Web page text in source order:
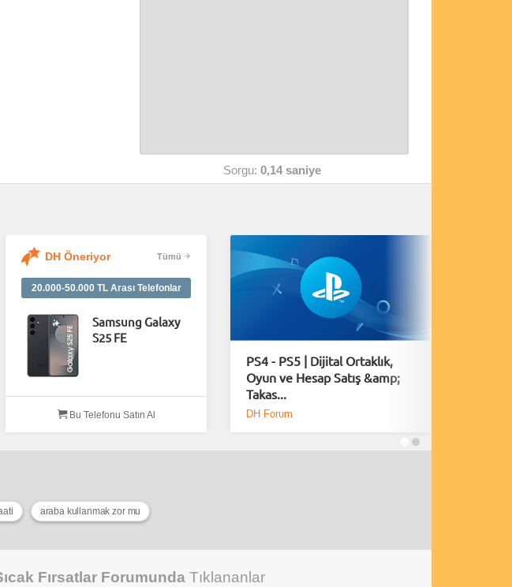
Sorgu: 0,14 saniye
DH Öneriyor Tümü
20.000-50.000 TL Arası Telefonlar
Samsung Galaxy
S25 FE
Bu Telefonu Satın Al
PS4 - PS5 | Dijital Ortaklık,
Oyun ve Hesap Satış &amp;
Takas...
DH Forum
araba kullanmak zor mu
Fırsatlar Forumunda Tıklananlar